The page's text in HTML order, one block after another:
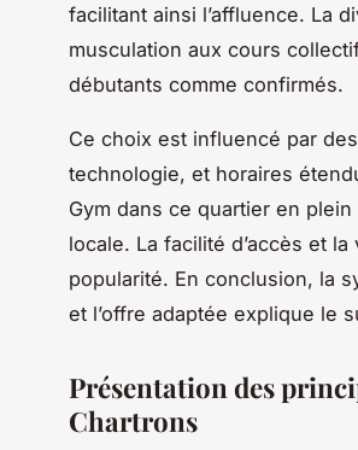
facilitant ainsi l’affluence. La
musculation aux cours
débutants comme confirmés.
Ce choix est influencé par
technologie, et horaires
Gym dans ce quartier en
locale. La facilité d’accès et
popularité. En conclusion, la
et l’offre adaptée explique le
Présentation des
Chartrons